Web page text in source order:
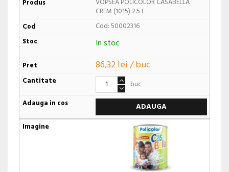
CREM (1015) 2.5 L
Cod: 50002316
In stoc
86,32 lei / buc
buc
ADAUGA